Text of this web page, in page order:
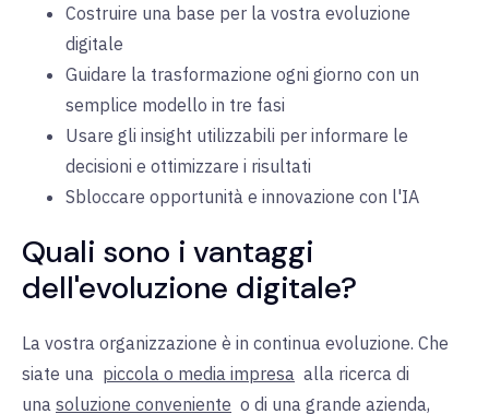
Costruire una base per la vostra evoluzione
digitale
Guidare la trasformazione ogni giorno con un
semplice modello in tre fasi
Usare gli insight utilizzabili per informare le
decisioni e ottimizzare i risultati
Sbloccare opportunità e innovazione con l'IA
Quali sono i vantaggi
dell'evoluzione digitale?
La vostra organizzazione è in continua evoluzione. Che
siate una piccola o media impresa alla ricerca di
una soluzione conveniente o di una grande azienda,